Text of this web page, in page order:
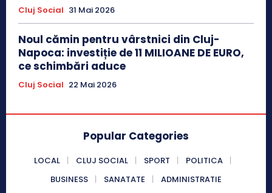
Cluj Social 31 Mai 2026
Noul cămin pentru vârstnici din Cluj-
Napoca: investiție de 11 MILIOANE DE EURO,
ce schimbări aduce
Cluj Social 22 Mai 2026
Popular Categories
LOCAL CLUJ SOCIAL SPORT
POLITICA
BUSINESS
SANATATE ADMINISTRATIE